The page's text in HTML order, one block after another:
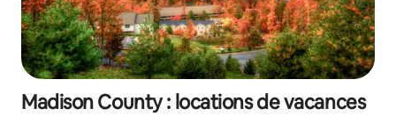
Madison County : locations de vacances